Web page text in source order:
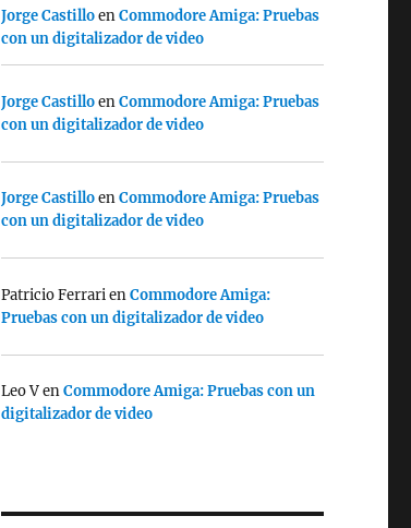
Jorge CastilloenCommodore Amiga: Pruebas
con un digitalizador de video
Jorge CastilloenCommodore Amiga: Pruebas
con un digitalizador de video
Jorge CastilloenCommodore Amiga: Pruebas
con un digitalizador de video
Patricio FerrarienCommodore Amiga:
Pruebas con un digitalizador de video
Leo VenCommodore Amiga: Pruebas con un
digitalizador de video